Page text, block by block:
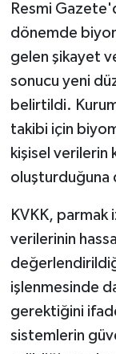
Resmi
dönemde
gelen şikayet
sonucu yeni
belirtildi.
takibi için
kişisel verilerin
oluşturduğuna
KVKK, parmak
verilerinin
işlenmesinde
gerektiğini
sistemlerin